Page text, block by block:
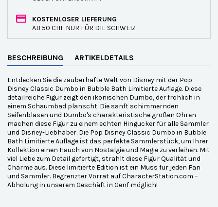
KOSTENLOSER LIEFERUNG
AB 50 CHF NUR FÜR DIE SCHWEIZ
BESCHREIBUNG ARTIKELDETAILS
Entdecken Sie die zauberhafte Welt von Disney mit der Pop
Disney Classic Dumbo in Bubble Bath Limitierte Auflage. Diese
detailreiche Figur zeigt den ikonischen Dumbo, der fröhlich in
einem Schaumbad planscht. Die sanft schimmernden
Seifenblasen und Dumbo's charakteristische großen Ohren
machen diese Figur zu einem echten Hingucker für alle Sammler
und Disney-Liebhaber. Die Pop Disney Classic Dumbo in Bubble
Bath Limitierte Auflage ist das perfekte Sammlerstück, um Ihrer
Kollektion einen Hauch von Nostalgie und Magie zu verleihen. Mit
viel Liebe zum Detail gefertigt, strahlt diese Figur Qualität und
Charme aus. Diese limitierte Edition ist ein Muss für jeden Fan
und Sammler. Begrenzter Vorrat auf CharacterStation.com –
Abholung in unserem Geschäft in Genf möglich!